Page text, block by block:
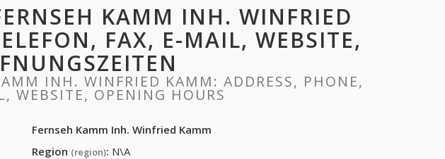
KAMM INH. WINFRIED
FAX, E-MAIL, WEBSITE,
INH. WINFRIED KAMM: ADDRESS, PHONE,
WEBSITE, OPENING HOURS
Fernseh Kamm Inh. Winfried Kamm
Region (region): N\A